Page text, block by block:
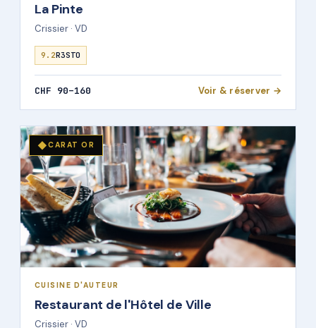
La Pinte
Crissier · VD
9.2R3STO
CHF 90–160 Voir & réserver →
◆CARAT OR
CUISINE D'AUTEUR
Restaurant de l'Hôtel de Ville
Crissier · VD